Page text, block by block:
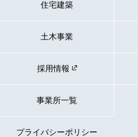
住宅建築
土木事業
採用情報
事業所一覧
プライバシーポリシー